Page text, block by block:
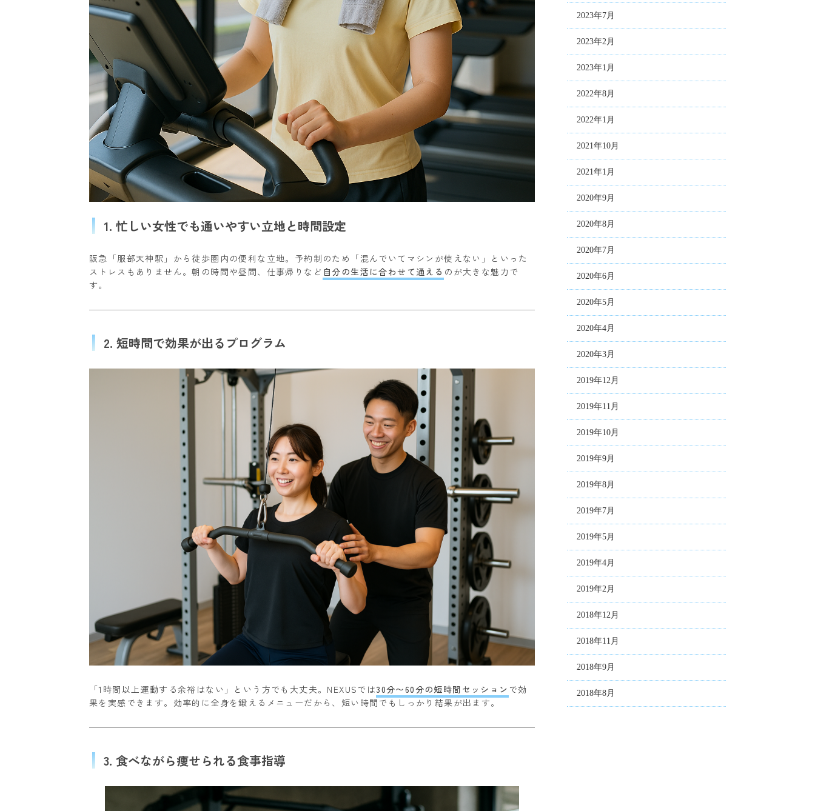
1. 忙しい女性でも通いやすい立地と時間設定
阪急「服部天神駅」から徒歩圏内の便利な立地。 予約制のため「混んでいてマシンが使えない」といった
ストレスもありません。朝の時間や昼間、仕事帰りなど 自分の生活に合わせて通える のが大きな魅力で
す。
2. 短時間で効果が出るプログラム
「1時間以上運動する余裕はない」という方でも大丈夫。NEXUSでは30分〜60分の短時間セッション で効
果を実感できます。効率的に全身を鍛えるメニューだから、短い時間でもしっかり結果が出ます。
3. 食べながら痩せられる食事指導
2023年7月
2023年2月
2023年1月
2022年8月
2022年1月
2021年10月
2021年1月
2020年9月
2020年8月
2020年7月
2020年6月
2020年5月
2020年4月
2020年3月
2019年12月
2019年11月
2019年10月
2019年9月
2019年8月
2019年7月
2019年5月
2019年4月
2019年2月
2018年12月
2018年11月
2018年9月
2018年8月